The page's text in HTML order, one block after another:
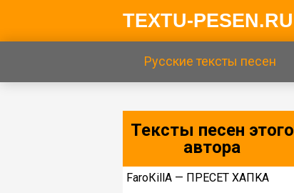
TEXTU-PESEN.RU
Русские тексты песен
Тексты песен этого
автора
FаrоКillА — ПPECET XAПKA